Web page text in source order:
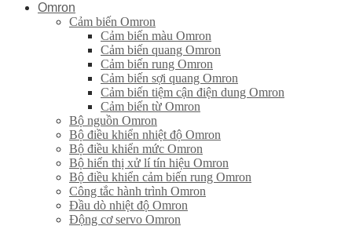
Omron
Cảm biến Omron
Cảm biến màu Omron
Cảm biến quang Omron
Cảm biến rung Omron
Cảm biến sợi quang Omron
Cảm biến tiệm cận điện dung Omron
Cảm biến từ Omron
Bộ nguồn Omron
Bộ điều khiển nhiệt độ Omron
Bộ điều khiển mức Omron
Bộ hiển thị xử lí tín hiệu Omron
Bộ điều khiển cảm biến rung Omron
Công tắc hành trình Omron
Đầu dò nhiệt độ Omron
Động cơ servo Omron